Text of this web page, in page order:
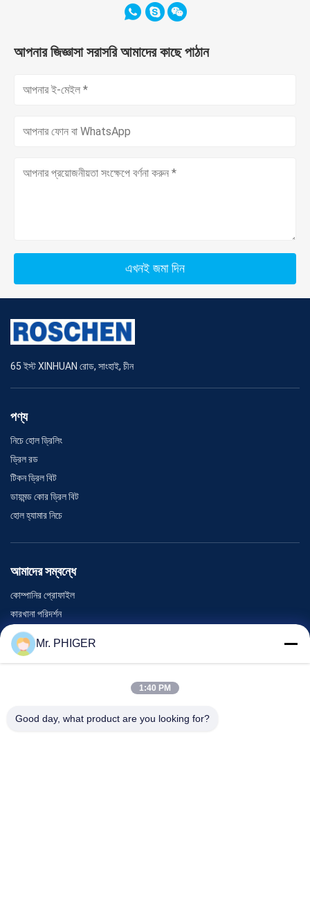
আপনার জিজ্ঞাসা সরাসরি আমাদের কাছে পাঠান
এখনই জমা দিন
65 ইস্ট XINHUAN রোড, সাংহাই, চীন
পণ্য
নিচে হোল ড্রিলিং
ড্রিল রড
টিকন ড্রিল বিট
ডায়মন্ড কোর ড্রিল বিট
হোল হ্যামার নিচে
আমাদের সম্বন্ধে
কোম্পানির প্রোফাইল
কারখানা পরিদর্শন
গুণমান নিয়ন্ত্রণ
সাইট ম্যাপ
ঘটনা
Mr. PHIGER
1:40 PM
Good day, what product are you looking for?